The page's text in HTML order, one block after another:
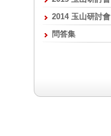
2014 玉山研討會
問答集